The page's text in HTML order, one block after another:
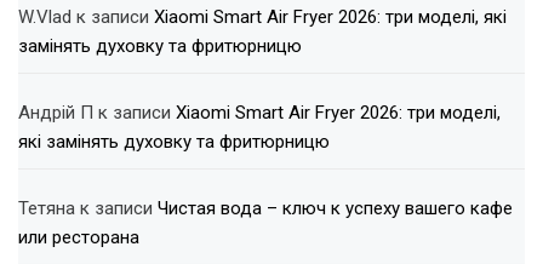
W.Vlad к записи Xiaomi Smart Air Fryer 2026: три моделі, які
замінять духовку та фритюрницю
Андрій П к записи Xiaomi Smart Air Fryer 2026: три моделі,
які замінять духовку та фритюрницю
Тетяна к записи Чистая вода – ключ к успеху вашего кафе
или ресторана